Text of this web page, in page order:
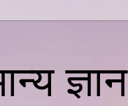
ज्ञान